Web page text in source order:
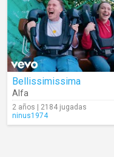
Bellissimissima
Alfa
2 años | 2184 jugadas
ninus1974